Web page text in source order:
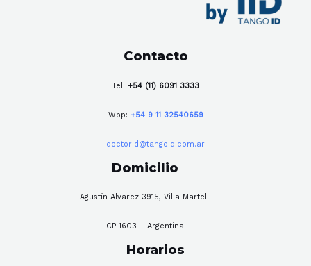
Contacto
Tel: +54 (11) 6091 3333
Wpp: +54 9 11 32540659
doctorid@tangoid.com.ar
Domicilio
Agustín Alvarez 3915, Villa Martelli
CP 1603 – Argentina
Horarios